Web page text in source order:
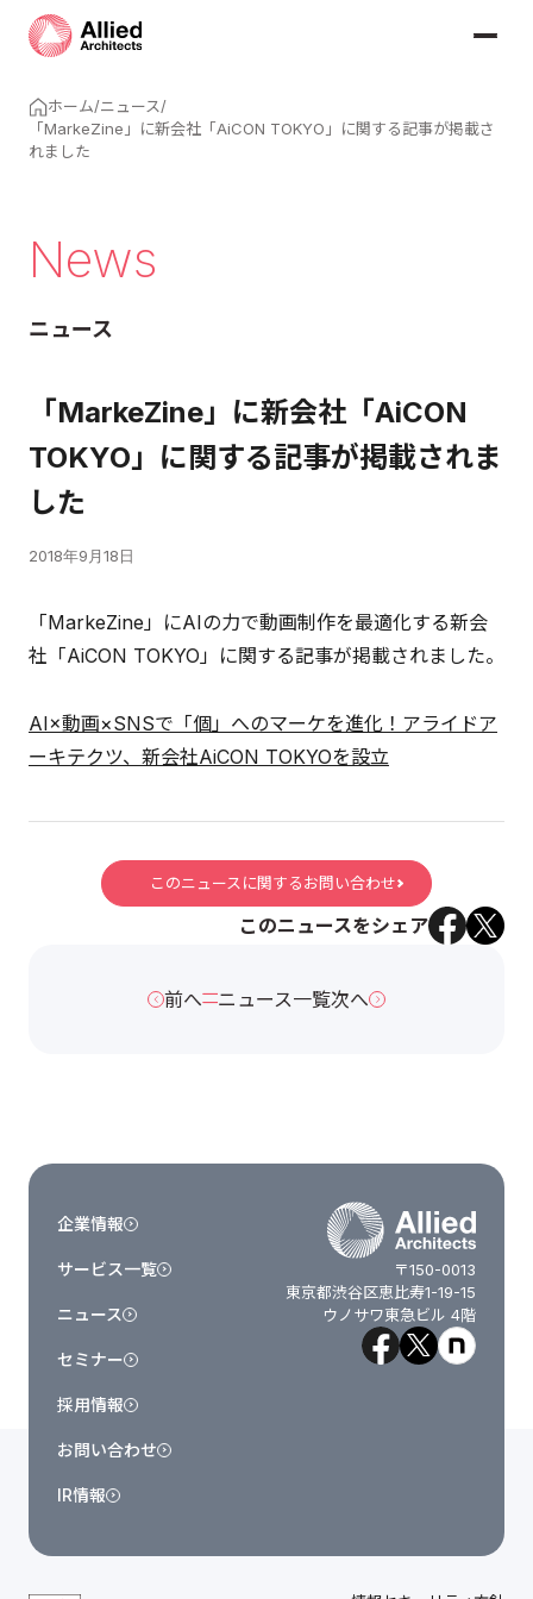
ホーム/ニュース/
「MarkeZine」に新会社「AiCON TOKYO」に関する記事が掲載さ
れました
News
ニュース
「MarkeZine」に新会社「AiCON
TOKYO」に関する記事が掲載されま
した
2018年9月18日
「MarkeZine」にAIの力で動画制作を最適化する新会
社「AiCON TOKYO」に関する記事が掲載されました。
AI×動画×SNSで「個」へのマーケを進化！アライドア
ーキテクツ、新会社AiCON TOKYOを設立
このニュースに関するお問い合わせ
このニュースをシェア
前へ ニュース一覧次へ
〒150-0013
東京都渋谷区恵比寿1-19-15
ウノサワ東急ビル 4階
企業情報
サービス一覧
ニュース
セミナー
採用情報
お問い合わせ
IR情報